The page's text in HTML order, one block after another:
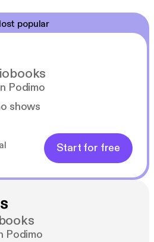
popular
Podimo
shows
Start for free
Podimo